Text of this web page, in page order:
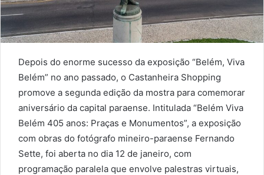
Depois do enorme sucesso da exposição “Belém, Viva
Belém” no ano passado, o Castanheira Shopping
promove a segunda edição da mostra para comemorar
aniversário da capital paraense. Intitulada “Belém Viva
Belém 405 anos: Praças e Monumentos”, a exposição
com obras do fotógrafo mineiro-paraense Fernando
Sette, foi aberta no dia 12 de janeiro, com
programação paralela que envolve palestras virtuais,